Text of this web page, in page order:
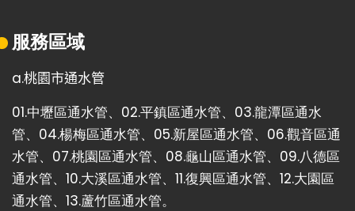
服務區域
a.桃園市通水管
01.中壢區通水管、02.平鎮區通水管、03.龍潭區通水
管、04.楊梅區通水管、05.新屋區通水管、06.觀音區通
水管、07.桃園區通水管、08.龜山區通水管、09.八德區
通水管、10.大溪區通水管、11.復興區通水管、12.大園區
通水管、13.蘆竹區通水管。